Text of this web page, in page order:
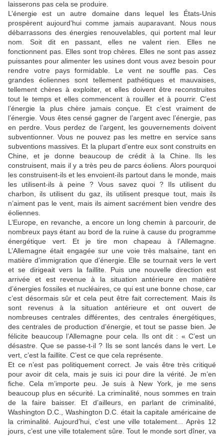
laisserons pas cela se produire.
L’énergie est un autre domaine dans lequel les États-Unis
prospèrent aujourd’hui comme jamais auparavant. Nous nous
débarrassons des énergies renouvelables, qui portent mal leur
nom. Soit dit en passant, elles ne valent rien. Elles ne
fonctionnent pas. Elles sont trop chères. Elles ne sont pas assez
puissantes pour alimenter les usines dont vous avez besoin pour
rendre votre pays formidable. Le vent ne souffle pas. Ces
grandes éoliennes sont tellement pathétiques et mauvaises,
tellement chères à exploiter, et elles doivent être reconstruites
tout le temps et elles commencent à rouiller et à pourrir. C’est
l’énergie la plus chère jamais conçue. Et c’est vraiment de
l’énergie. Vous êtes censé gagner de l’argent avec l’énergie, pas
en perdre. Vous perdez de l’argent, les gouvernements doivent
subventionner. Vous ne pouvez pas les mettre en service sans
subventions massives. Et la plupart d’entre eux sont construits en
Chine, et je donne beaucoup de crédit à la Chine. Ils les
construisent, mais il y a très peu de parcs éoliens. Alors pourquoi
les construisent-ils et les envoient-ils partout dans le monde, mais
les utilisent-ils à peine ? Vous savez quoi ? Ils utilisent du
charbon, ils utilisent du gaz, ils utilisent presque tout, mais ils
n’aiment pas le vent, mais ils aiment sacrément bien vendre des
éoliennes.
L’Europe, en revanche, a encore un long chemin à parcourir, de
nombreux pays étant au bord de la ruine à cause du programme
énergétique vert. Et je tire mon chapeau à l’Allemagne.
L’Allemagne était engagée sur une voie très malsaine, tant en
matière d’immigration que d’énergie. Elle se tournait vers le vert
et se dirigeait vers la faillite. Puis une nouvelle direction est
arrivée et est revenue à la situation antérieure en matière
d’énergies fossiles et nucléaires, ce qui est une bonne chose, car
c’est désormais sûr et cela peut être fait correctement. Mais ils
sont revenus à la situation antérieure et ont ouvert de
nombreuses centrales différentes, des centrales énergétiques,
des centrales de production d’énergie, et tout se passe bien. Je
félicite beaucoup l’Allemagne pour cela. Ils ont dit : « C’est un
désastre. Que se passe-t-il ? Ils se sont lancés dans le vert. Le
vert, c’est la faillite. C’est ce que cela représente.
Et ce n’est pas politiquement correct. Je vais être très critiqué
pour avoir dit cela, mais je suis ici pour dire la vérité. Je m’en
fiche. Cela m’importe peu. Je suis à New York, je me sens
beaucoup plus en sécurité. La criminalité, nous sommes en train
de la faire baisser. Et d’ailleurs, en parlant de criminalité,
Washington D.C., Washington D.C. était la capitale américaine de
la criminalité. Aujourd’hui, c’est une ville totalement... Après 12
jours, c’est une ville totalement sûre. Tout le monde sort dîner, va